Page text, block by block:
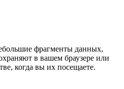
фрагменты данных,
в вашем браузере или
когда вы их посещаете.